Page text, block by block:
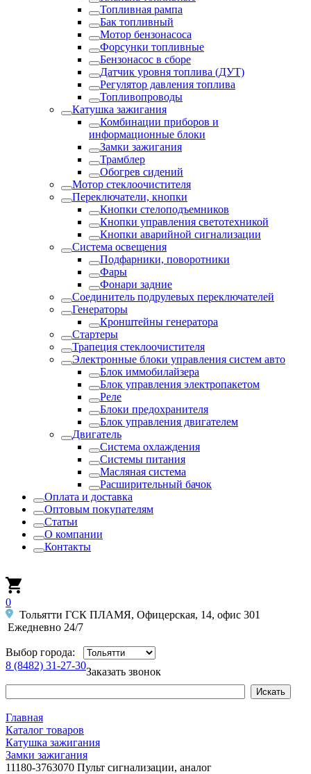
Топливная рампа
Бак топливный
Мотор бензонасоса
Форсунки топливные
Бензонасос в сборе
Датчик уровня топлива (ДУТ)
Регулятор давления топлива
Топливопроводы
Катушка зажигания
Комбинации приборов и
информационные блоки
Замки зажигания
Трамблер
Обогрев сидений
Мотор стеклоочистителя
Переключатели, кнопки
Кнопки стелоподъемников
Кнопки управления светотехникой
Кнопки аварийной сигнализации
Система освещения
Подфарники, поворотники
Фары
Фонари задние
Соединитель подрулевых переключателей
Генераторы
Кронштейны генератора
Стартеры
Трапеция стеклоочистителя
Электронные блоки управления систем авто
Блок иммобилайзера
Блок управления электропакетом
Реле
Блоки предохранителя
Блок управления двигателем
Двигатель
Система охлаждения
Системы питания
Масляная система
Расширительный бачок
Оплата и доставка
Оптовым покупателям
Статьи
О компании
Контакты
0
Тольятти ГСК ПЛАМЯ, Офицерская, 14, офис 301
Ежедневно 24/7
Выбор города:
8 (8482) 31-27-30
Заказать звонок
Главная
Каталог товаров
Катушка зажигания
Замки зажигания
11180-3763070 Пульт сигнализации, аналог